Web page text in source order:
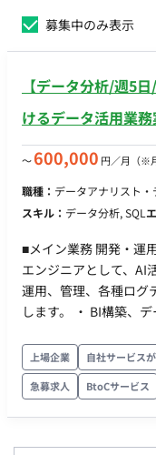
募集中のみ表示
【データ分析/週5
けるデータ活用業
〜600,000 円／月 （※
職種： データアナリスト
スキル： データ分析, SQL
■メイン業務 開発・運用プロダクトのデータ活用を主務とする
エンジニアとして、AI
運用、管理、各種ログ
します。 ・ BI構築、データ取得、ETL処理、パイプライン構築
署に対し、AI活用を前
を柔軟に提供。 ・外部
スの業務プロセスへの落とし
GCP（
上場企業 自社サービス
急募求人
BtoCサービス